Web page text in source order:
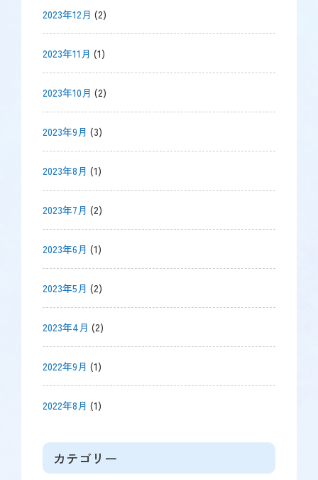
2023年12月 (2)
2023年11月 (1)
2023年10月 (2)
2023年9月 (3)
2023年8月 (1)
2023年7月 (2)
2023年6月 (1)
2023年5月 (2)
2023年4月 (2)
2022年9月 (1)
2022年8月 (1)
カテゴリー